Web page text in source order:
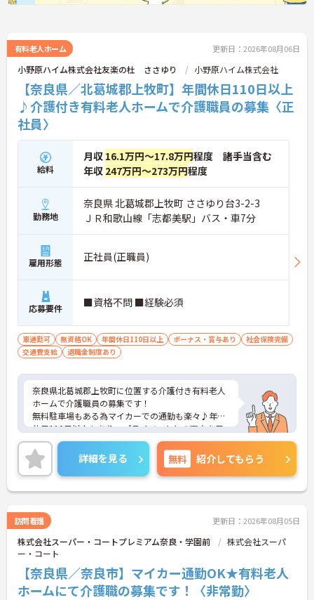
有料老人ホーム 更新日：2026年08月06日
小野原ハイム株式会社友楽の杜 ささゆり 小野原ハイム株式会社
【奈良県／北葛城郡上牧町】年間休日110日以上
♪介護付き有料老人ホームで介護職員の募集〈正
社員〉
給料
月収 16.1万円～17.8万円程度 諸手当含む
年収 247万円～273万円程度
勤務地
奈良県 北葛城郡上牧町 ささゆり台3-2-3
ＪＲ和歌山線「志都美駅」バス・車7分
雇用形態 正社員(正職員)
応募要件 ■資格不問 ■経験必須
車通勤可 無資格OK 年間休日110日以上 ボーナス・賞与あり
社会保険完備
交通費支給
退職金制度あり
奈良県北葛城郡上牧町に位置する介護付き有料老人
ホームで介護職員の募集です！
無料駐車場もある為マイカーでの通勤も楽々♪年間
休日110日以上もあり、プライベートとの両立を目
指す方におすすめの環境です◎また利用可能な託児
施設もあり、小さなお子さんがいる方でも安心して
働くことができる環境です！昇給や賞与制度があ
り、頑張りが評価されてしっかりと還元されます。
さらに各種手当も充実しているのは嬉しいポイント
こちらの求人にご興味がございましたら面接のポイ
ントもお伝えしますので是非ご応募お待ちしており
ます。
詳細を見る 無料 紹介してもらう
訪問看護 更新日：2026年08月05日
株式会社スーパー・コートプレミアム奈良・学園前
株式会社スーパ
ー・コート
【奈良県／奈良市】マイカー通勤OK★有料老人
ホームにて介護職の募集です！〈非常勤〉